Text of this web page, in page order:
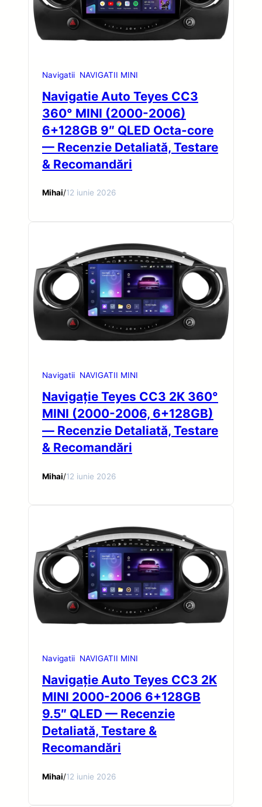
Navigatii NAVIGATII MINI
Navigatie Auto Teyes CC3
360° MINI (2000-2006)
6+128GB 9″ QLED Octa-core
— Recenzie Detaliată, Testare
& Recomandări
Mihai/12 iunie 2026
Navigatii NAVIGATII MINI
Navigație Teyes CC3 2K 360°
MINI (2000-2006, 6+128GB)
— Recenzie Detaliată, Testare
& Recomandări
Mihai/12 iunie 2026
Navigatii NAVIGATII MINI
Navigație Auto Teyes CC3 2K
MINI 2000-2006 6+128GB
9.5″ QLED — Recenzie
Detaliată, Testare &
Recomandări
Mihai/12 iunie 2026